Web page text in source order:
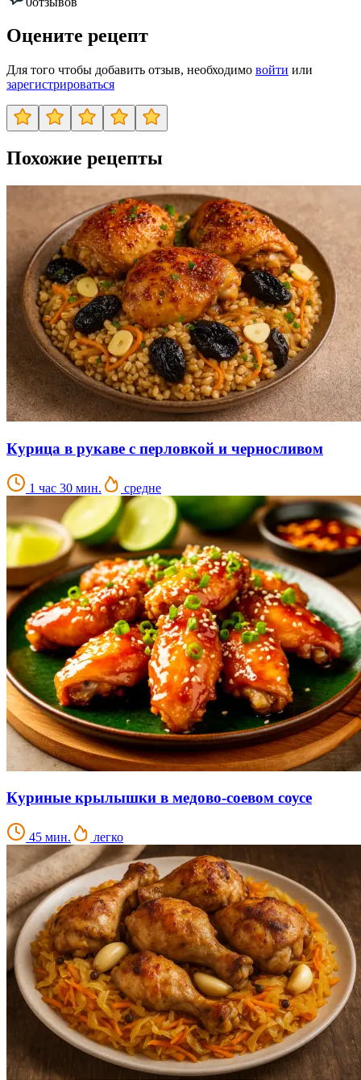
Оцените рецепт
Для того чтобы добавить отзыв, необходимо войти или
зарегистрироваться
Похожие рецепты
Курица в рукаве с перловкой и черносливом
1 час 30 мин. средне
Куриные крылышки в медово-соевом соусе
45 мин. легко